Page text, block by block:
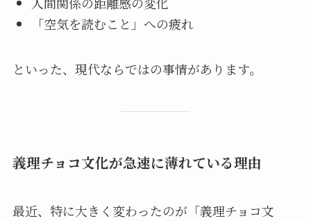
「空気を読むこと」への疲れ
といった、現代ならではの事情があります。
義理チョコ文化が急速に薄れている理由
最近、特に大きく変わったのが「義理チョコ文